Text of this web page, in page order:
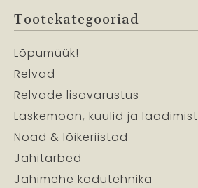
Tootekategooriad
Lõpumüük!
Relvad
Relvade lisavarustus
Laskemoon, kuulid ja
Noad & lõikeriistad
Jahitarbed
Jahimehe kodutehnika